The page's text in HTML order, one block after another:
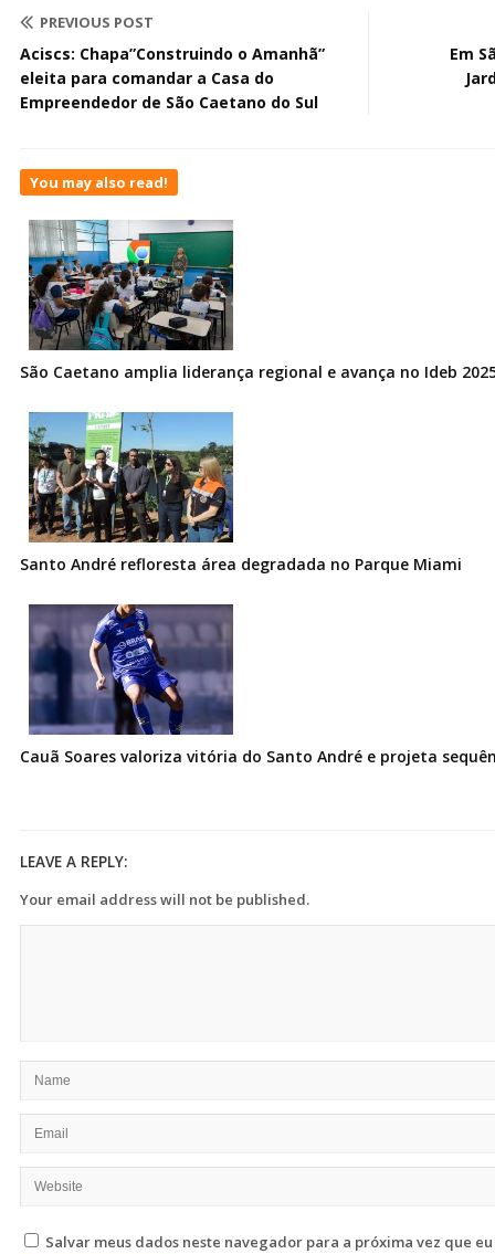
PREVIOUS POST
Aciscs: Chapa”Construindo o Amanhã”
eleita para comandar a Casa do
Empreendedor de São Caetano do Sul
Em
You may also read!
São Caetano amplia liderança regional e avança no Ideb
Santo André refloresta área degradada no Parque Miami
Cauã Soares valoriza vitória do Santo André e projeta
LEAVE A REPLY:
Your email address will not be published.
Salvar meus dados neste navegador para a próxima vez que